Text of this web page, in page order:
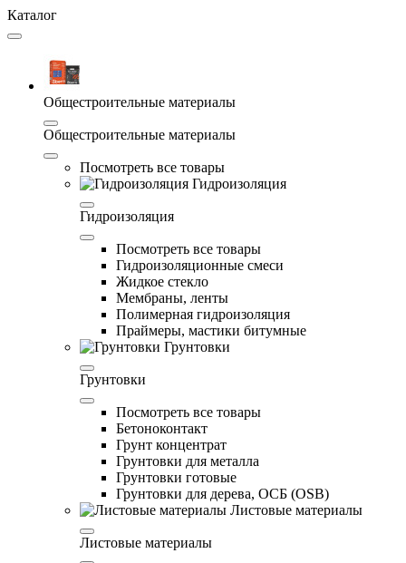
Каталог
Общестроительные материалы
Общестроительные материалы
Посмотреть все товары
Гидроизоляция
Гидроизоляция
Посмотреть все товары
Гидроизоляционные смеси
Жидкое стекло
Мембраны, ленты
Полимерная гидроизоляция
Праймеры, мастики битумные
Грунтовки
Грунтовки
Посмотреть все товары
Бетоноконтакт
Грунт концентрат
Грунтовки для металла
Грунтовки готовые
Грунтовки для дерева, ОСБ (OSB)
Листовые материалы
Листовые материалы